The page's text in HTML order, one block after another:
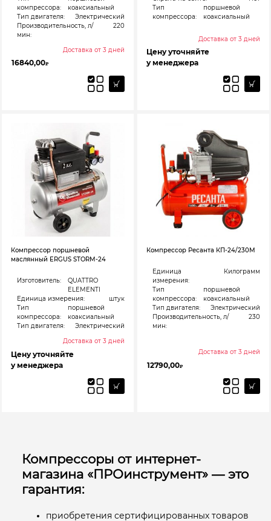
компрессора:
коаксиальный
Тип двигателя:
Электрический
Производительность, л/
мин:
220
Доставка от 3 дней
16840,00₽
Тип
компрессора:
поршневой
коаксиальный
Доставка от 3 дней
Цену уточняйте
у менеджера
Компрессор поршневой
маслянный ERGUS STORM-24
Изготовитель:
QUATTRO
ELEMENTI
Единица измерения:
штук
Тип
компрессора:
поршневой
коаксиальный
Тип двигателя:
Электрический
Доставка от 3 дней
Цену уточняйте
у менеджера
Компрессор Ресанта КП-24/230М
Единица
измерения:
Килограмм
Тип
компрессора:
поршневой
коаксиальный
Тип двигателя:
Электрический
Производительность, л/
мин:
230
Доставка от 3 дней
12790,00₽
Компрессоры от интернет-
магазина «ПРОинструмент» — это
гарантия:
приобретения сертифицированных товаров